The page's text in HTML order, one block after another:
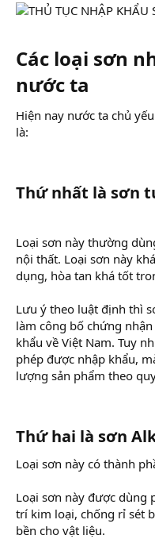
Các loại sơn
nước ta
Hiện nay nước ta chủ
là:
Thứ nhất là sơn
Loại sơn này thường
nội thất. Loại sơn này
dụng, hòa tan khá tốt
Lưu ý theo luật định thì
làm công bố chứng
khẩu về Việt Nam. Tuy
phép được nhập khẩu,
lượng sản phẩm theo
Thứ hai là sơn
Loại sơn này có thành
Loại sơn này được dùng
trí kim loại, chống rỉ sét
bền cho vật liệu.